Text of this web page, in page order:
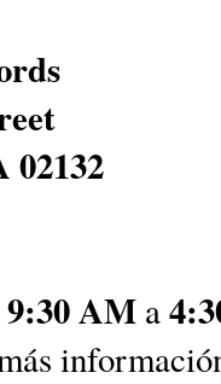
02132
9:30 AM a